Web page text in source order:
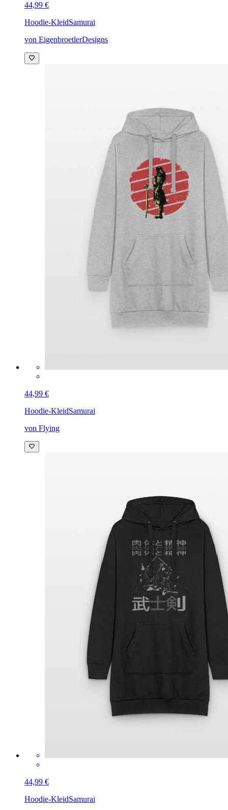
44,99 €
Hoodie-KleidSamurai
von EigenbroetlerDesigns
44,99 €
Hoodie-KleidSamurai
von Flying
44,99 €
Hoodie-KleidSamurai